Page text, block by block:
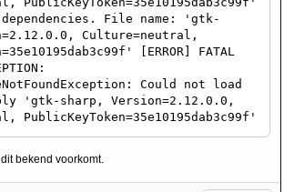
File name: 'gtk-
Culture=neutral,
[ERROR] FATAL
Could not load
'gtk-sharp, Version=2.12.0.0,
PublicKeyToken=35e10195dab3c99f'
File name: 'gtk-
bekend voorkomt.